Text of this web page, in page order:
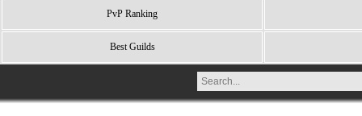
PvP Ranking
Best Guilds